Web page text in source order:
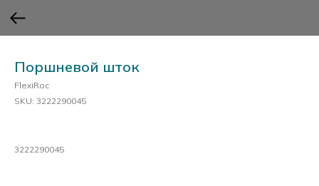
Поршневой шток
FlexiRoc
SKU: 3222290045
3222290045